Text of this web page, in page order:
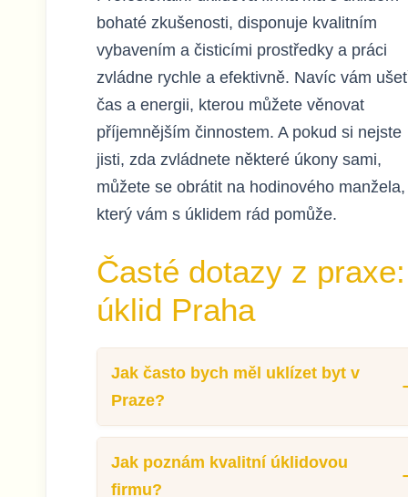
bohaté zkušenosti, disponuje kvalitním
vybavením a čisticími prostředky a práci
zvládne rychle a efektivně. Navíc vám
čas a energii, kterou můžete věnovat
příjemnějším činnostem. A pokud si nejste
jisti, zda zvládnete některé úkony sami,
můžete se obrátit na hodinového manžela,
který vám s úklidem rád pomůže.
Časté dotazy z praxe:
úklid Praha
Jak často bych měl uklízet byt v
Praze?
Jak poznám kvalitní úklidovou
firmu?